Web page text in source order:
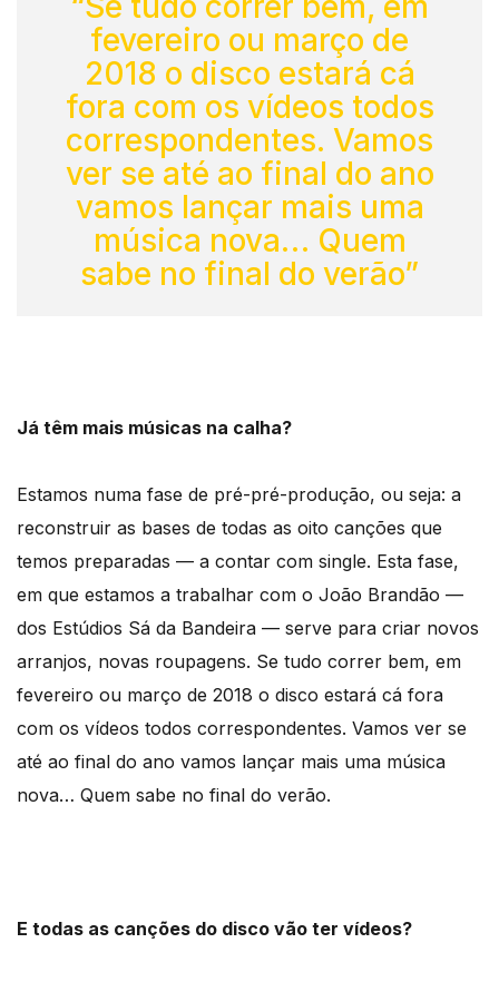
fevereiro ou março de
2018 o disco estará cá
fora com os vídeos todos
correspondentes. Vamos
ver se até ao final do ano
vamos lançar mais uma
música nova… Quem
sabe no final do verão”
Já têm mais músicas na calha?
Estamos numa fase de pré-pré-produção, ou seja: a
reconstruir as bases de todas as oito canções que
temos preparadas — a contar com single. Esta fase,
em que estamos a trabalhar com o João Brandão —
dos Estúdios Sá da Bandeira — serve para criar novos
arranjos, novas roupagens. Se tudo correr bem, em
fevereiro ou março de 2018 o disco estará cá fora
com os vídeos todos correspondentes. Vamos ver se
até ao final do ano vamos lançar mais uma música
nova… Quem sabe no final do verão.
E todas as canções do disco vão ter vídeos?